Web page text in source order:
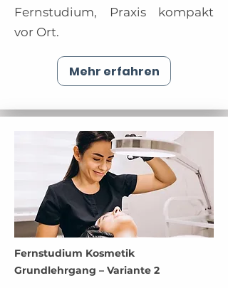
Fernstudium, Praxis kompakt
vor Ort.
Mehr erfahren
Fernstudium Kosmetik
Grundlehrgang – Variante 2